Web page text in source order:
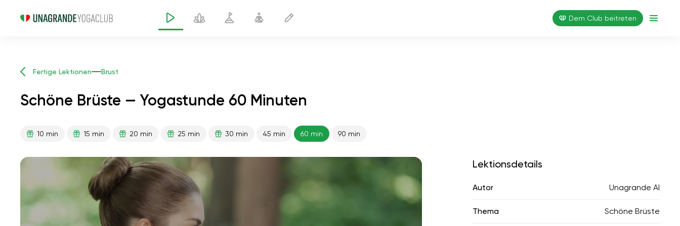
Dem Club beitreten
Fertige Lektionen Brust
Schöne Brüste — Yogastunde 60 Minuten
10 min 15 min 20 min 25 min 30 min 45 min 60 min 90 min
flucht der seele
Lektionsdetails
Autor Unagrande AI
Thema Schöne Brüste